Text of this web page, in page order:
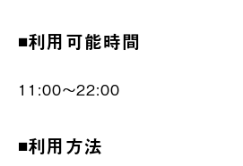
◾️利用可能時間
11:00〜22:00
◾️利用方法